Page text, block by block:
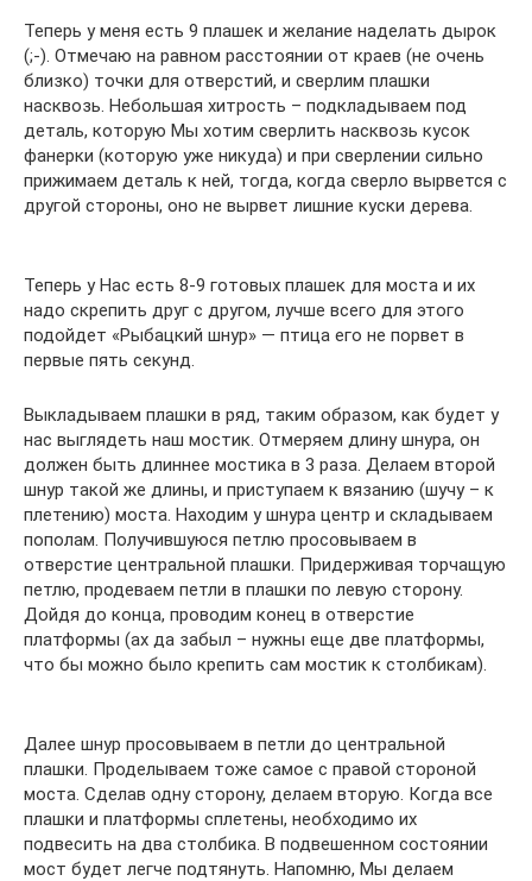
Теперь у меня есть 9 плашек и желание наделать дырок
(;-). Отмечаю на равном расстоянии от краев (не очень
близко) точки для отверстий, и сверлим плашки
насквозь. Небольшая хитрость – подкладываем под
деталь, которую Мы хотим сверлить насквозь кусок
фанерки (которую уже никуда) и при сверлении сильно
прижимаем деталь к ней, тогда, когда сверло вырвется с
другой стороны, оно не вырвет лишние куски дерева.
Теперь у Нас есть 8-9 готовых плашек для моста и их
надо скрепить друг с другом, лучше всего для этого
подойдет «Рыбацкий шнур» — птица его не порвет в
первые пять секунд.
Выкладываем плашки в ряд, таким образом, как будет у
нас выглядеть наш мостик. Отмеряем длину шнура, он
должен быть длиннее мостика в 3 раза. Делаем второй
шнур такой же длины, и приступаем к вязанию (шучу – к
плетению) моста. Находим у шнура центр и складываем
пополам. Получившуюся петлю просовываем в
отверстие центральной плашки. Придерживая торчащую
петлю, продеваем петли в плашки по левую сторону.
Дойдя до конца, проводим конец в отверстие
платформы (ах да забыл – нужны еще две платформы,
что бы можно было крепить сам мостик к столбикам).
Далее шнур просовываем в петли до центральной
плашки. Проделываем тоже самое с правой стороной
моста. Сделав одну сторону, делаем вторую. Когда все
плашки и платформы сплетены, необходимо их
подвесить на два столбика. В подвешенном состоянии
мост будет легче подтянуть. Напомню, Мы делаем